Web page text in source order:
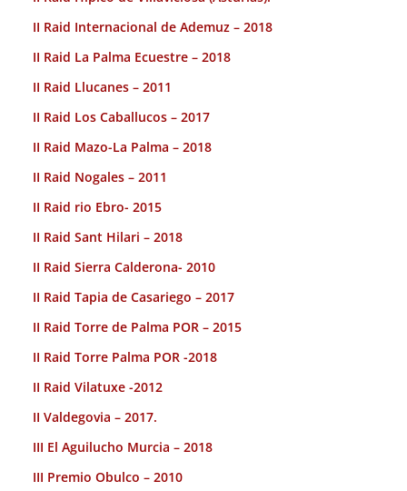
II Raid Internacional de Ademuz – 2018
II Raid La Palma Ecuestre – 2018
II Raid Llucanes – 2011
II Raid Los Caballucos – 2017
II Raid Mazo-La Palma – 2018
II Raid Nogales – 2011
II Raid rio Ebro- 2015
II Raid Sant Hilari – 2018
II Raid Sierra Calderona- 2010
II Raid Tapia de Casariego – 2017
II Raid Torre de Palma POR – 2015
II Raid Torre Palma POR -2018
II Raid Vilatuxe -2012
II Valdegovia – 2017.
III El Aguilucho Murcia – 2018
III Premio Obulco – 2010